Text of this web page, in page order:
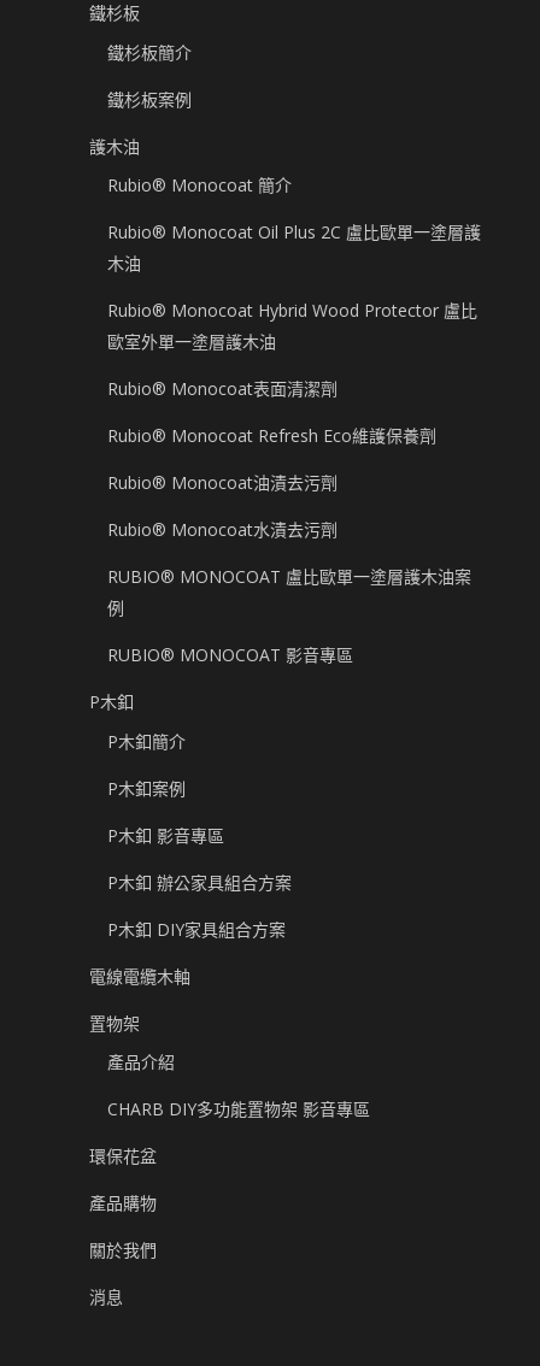
鐵杉板
鐵杉板簡介
鐵杉板案例
護木油
Rubio® Monocoat 簡介
Rubio® Monocoat Oil Plus 2C 盧比歐單一塗層護
木油
Rubio® Monocoat Hybrid Wood Protector 盧比
歐室外單一塗層護木油
Rubio® Monocoat表面清潔劑
Rubio® Monocoat Refresh Eco維護保養劑
Rubio® Monocoat油漬去污劑
Rubio® Monocoat水漬去污劑
RUBIO® MONOCOAT 盧比歐單一塗層護木油案
例
RUBIO® MONOCOAT 影音專區
P木釦
P木釦簡介
P木釦案例
P木釦 影音專區
P木釦 辦公家具組合方案
P木釦 DIY家具組合方案
電線電纜木軸
置物架
產品介紹
CHARB DIY多功能置物架 影音專區
環保花盆
產品購物
關於我們
消息